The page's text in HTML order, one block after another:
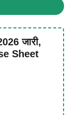
जारी,
Sheet